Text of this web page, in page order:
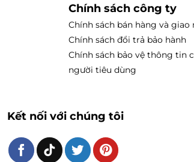
Chính sách công ty
Chính sách bán hàng và giao
Chính sách đổi trả bảo hành
Chính sách bảo vệ thông tin
người tiêu dùng
Kết nối với chúng tôi